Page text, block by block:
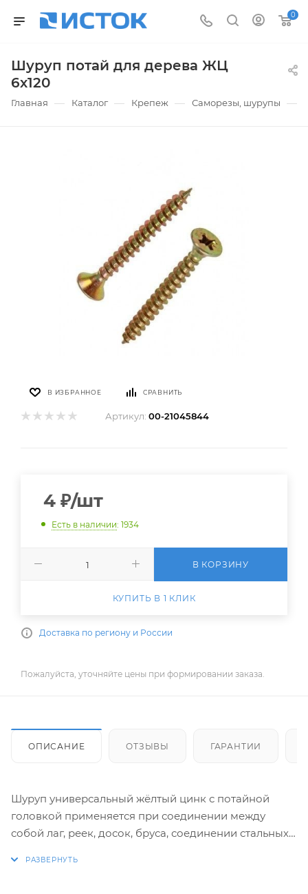
0
Шуруп потай для дерева ЖЦ
6х120
Главная — Каталог — Крепеж — Саморезы, шурупы —
В ИЗБРАННОЕ СРАВНИТЬ
Артикул: 00-21045844
4 ₽/шт
Есть в наличии: 1934
В КОРЗИНУ
КУПИТЬ В 1 КЛИК
Доставка по региону и России
Пожалуйста, уточняйте цены при формировании заказа.
ОПИСАНИЕ ОТЗЫВЫ ГАРАНТИИ
Шуруп универсальный жёлтый цинк с потайной
головкой применяется при соединении между
собой лаг, реек, досок, бруса, соединении стальных